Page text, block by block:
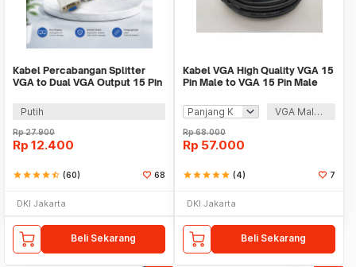
Kabel Percabangan Splitter
VGA to Dual VGA Output 15 Pin
Putih
Rp27.900
Rp 12.400
starstarstarstarstar_half (60) 68
DKI Jakarta
Beli Sekarang
Kabel VGA High Quality VGA 15
Pin Male to VGA 15 Pin Male
VGA Male To VGA Male
Rp68.000
Rp 57.000
starstarstarstarstar (4) 7
DKI Jakarta
Beli Sekarang